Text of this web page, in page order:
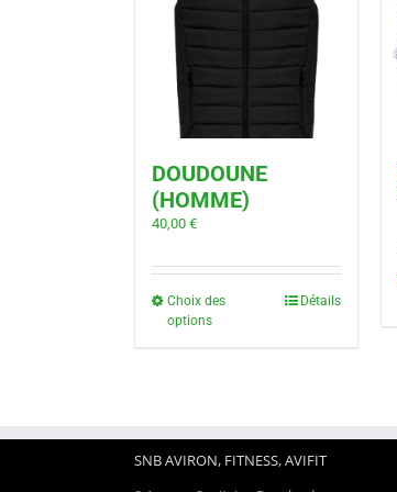
DOUDOUNE
(HOMME)
40,00 €
Choix des
options
Détails
SNB AVIRON, FITNESS, AVIFIT